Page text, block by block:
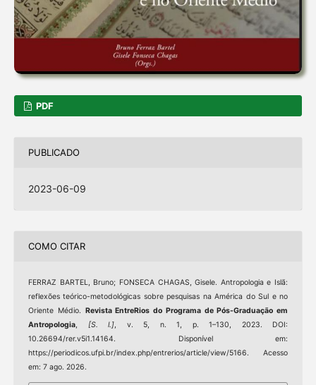
PDF
PUBLICADO
2023-06-09
COMO CITAR
FERRAZ BARTEL, Bruno; FONSECA CHAGAS, Gisele. Antropologia e Islã:
reflexões teórico-metodológicas sobre pesquisas na América do Sul e no
Oriente Médio. Revista EntreRios do Programa de Pós-Graduação em
Antropologia, [S. l.], v. 5, n. 1, p. 1–130, 2023. DOI:
10.26694/rer.v5i1.14164. Disponível em:
https://periodicos.ufpi.br/index.php/entrerios/article/view/5166. Acesso
em: 7 ago. 2026.